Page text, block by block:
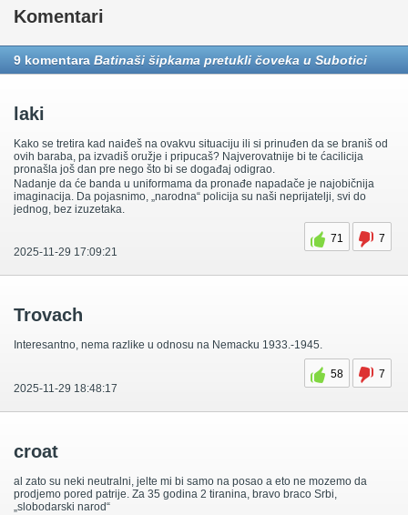
Komentari
9 komentara Batinaši šipkama pretukli čoveka u Subotici
laki
Kako se tretira kad naiđeš na ovakvu situaciju ili si prinuđen da se braniš od
ovih baraba, pa izvadiš oružje i pripucaš? Najverovatnije bi te ćacilicija
pronašla još dan pre nego što bi se događaj odigrao.
Nadanje da će banda u uniformama da pronađe napadače je najobičnija
imaginacija. Da pojasnimo, „narodna“ policija su naši neprijatelji, svi do
jednog, bez izuzetaka.
71
7
2025-11-29 17:09:21
Trovach
Interesantno, nema razlike u odnosu na Nemacku 1933.-1945.
58
7
2025-11-29 18:48:17
croat
al zato su neki neutralni, jelte mi bi samo na posao a eto ne mozemo da
prodjemo pored patrije. Za 35 godina 2 tiranina, bravo braco Srbi,
„slobodarski narod“